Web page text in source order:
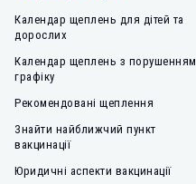
Календар щеплень для дітей та
дорослих
Календар щеплень з порушенням
графіку
Рекомендовані щеплення
Знайти найближчий пункт
вакцинації
Юридичні аспекти вакцинації